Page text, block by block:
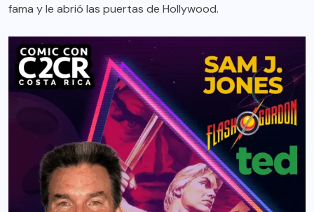
fama y le abrió las puertas de Hollywood.